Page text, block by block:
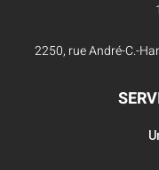
2250, rue André-C.-